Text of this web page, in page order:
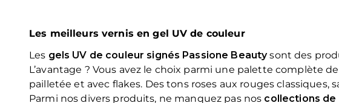
Les meilleurs vernis en gel UV de couleur
Les gels UV de couleur signés Passione Beautysont des
L’avantage ? Vous avez le choix parmi une palette complète
pailletée et avec flakes. Des tons roses aux rouges
Parmi nos divers produits, ne manquez pas nos collections de